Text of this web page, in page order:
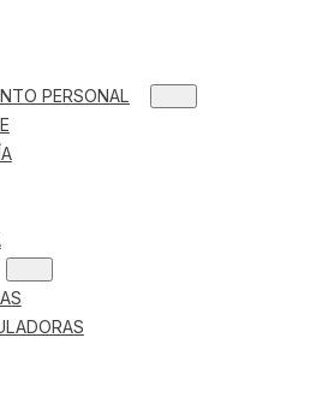
PERSONAL